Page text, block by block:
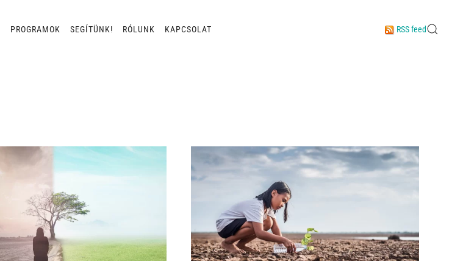
PROGRAMOK SEGÍTÜNK! RÓLUNK KAPCSOLAT RSS feed